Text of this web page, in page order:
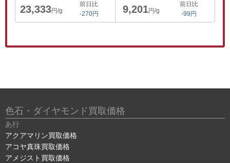
23,333円/g
前日比
-270円
9,201円/g
前日比
-99円
色石・ダイヤモンド買取価格
あ行
アクアマリン買取価格
アコヤ真珠買取価格
アメジスト買取価格